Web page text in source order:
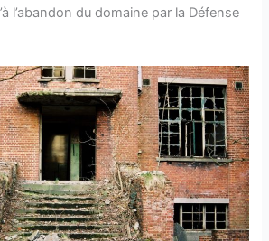
l’abandon du domaine par la Défense